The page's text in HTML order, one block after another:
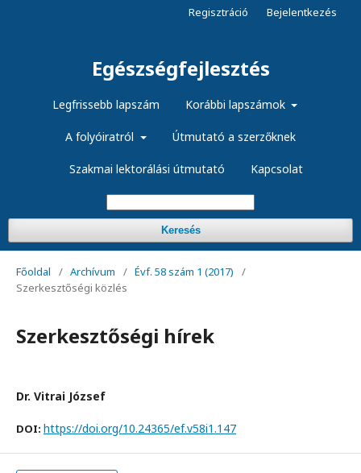
Egészségfejlesztés
Legfrissebb lapszám Korábbi lapszámok
A folyóiratról Útmutató a szerzőknek
Szakmai lektorálási útmutató Kapcsolat
Keresés
Regisztráció Bejelentkezés
Főoldal / Archívum / Évf. 58 szám 1 (2017)
/
Szerkesztőségi közlés
Szerkesztőségi hírek
Dr. Vitrai József
DOI: https://doi.org/10.24365/ef.v58i1.147